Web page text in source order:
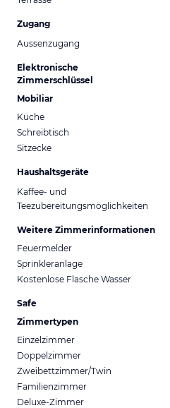
Zugang
Aussenzugang
Elektronische
Zimmerschlüssel
Mobiliar
Küche
Schreibtisch
Sitzecke
Haushaltsgeräte
Kaffee- und
Teezubereitungsmöglichkeiten
Weitere Zimmerinformationen
Feuermelder
Sprinkleranlage
Kostenlose Flasche Wasser
Safe
Zimmertypen
Einzelzimmer
Doppelzimmer
Zweibettzimmer/Twin
Familienzimmer
Deluxe-Zimmer